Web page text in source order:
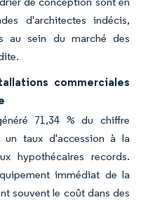
d'architectes indécis,
au sein du marché des
commerciales
71,34 % du chiffre
un taux d'accession à la
hypothécaires records.
immédiat de la
souvent le coût dans des